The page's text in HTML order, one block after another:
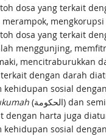
dosa yang terkait
mengkorupsi
dosa yang terkait
menggunjing,
mencitraburukkan
terkait dengan darah
kehidupan sosial
(الحكومة) dan semisalnya. Dosa-
dengan harta juga
kehidupan sosial